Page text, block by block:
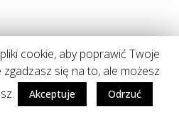
cookie, aby poprawić Twoje
zgadzasz się na to, ale możesz
Akceptuje Odrzuć